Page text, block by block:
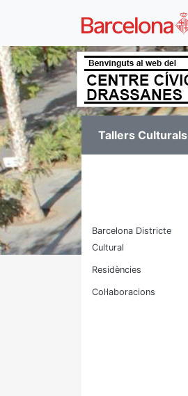
Tallers Culturals
Barcelona Districte
Cultural
Residències
Col·laboracions